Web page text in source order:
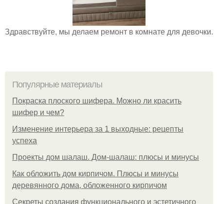
Здравствуйте, мы делаем ремонт в комнате для девочки.
Популярные материалы
Покраска плоского шифера. Можно ли красить
шифер и чем?
Изменение интерьера за 1 выходные: рецепты
успеха
Проекты дом шалаш. Дом-шалаш: плюсы и минусы
Как обложить дом кирпичом. Плюсы и минусы
деревянного дома, обложенного кирпичом
Секреты создания функционального и эстетичного